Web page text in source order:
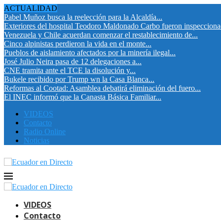
ACTUALIDAD
Pabel Muñoz busca la reelección para la Alcaldía...
Exteriores del hospital Teodoro Maldonado Carbo fueron
Venezuela y Chile acuerdan comenzar el restablecimiento de...
Cinco alpinistas perdieron la vida en el monte...
Pueblos de aislamiento afectados por la minería ilegal...
José Julio Neira pasa de 12 delegaciones a...
CNE tramita ante el TCE la disolución y...
Bukele recibido por Trump wn la Casa Blanca...
Reformas al Cootad: Asamblea debatirá eliminación del fuero...
El INEC informó que la Canasta Básica Familiar...
VIDEOS
Contacto
Radio Online
Noticias
VIDEOS
Contacto